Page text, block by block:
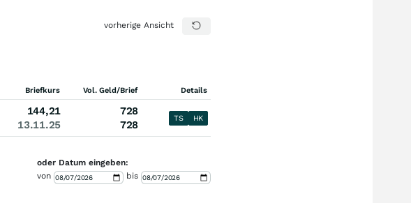
vorherige Ansicht
Briefkurs Vol. Geld/Brief Details
144,21
13.11.25
728
728
TS HK
oder Datum eingeben:
von
bis